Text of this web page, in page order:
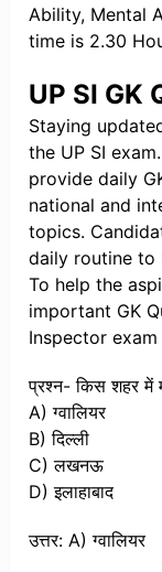
Ability, Mental
time is 2.30
UP SI GK
Staying
the UP SI
provide daily
national and
topics.
daily routine to
To help the
important GK
Inspector
प्रश्न- किस शहर में
A) ग्वालियर
B) दिल्ली
C) लखनऊ
D) इलाहाबाद
उत्तर: A) ग्वालियर